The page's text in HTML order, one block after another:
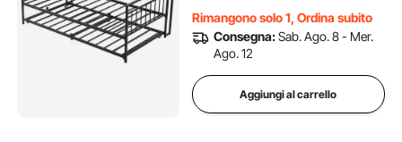
Ospiti, Facile da Montare
Rimangono solo 1, Ordina subito
Consegna:Sab. Ago. 8 - Mer.
Ago. 12
Aggiungi al carrello